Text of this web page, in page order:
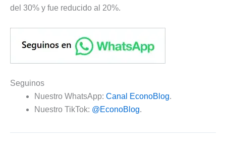
del 30% y fue reducido al 20%.
Seguinos
Nuestro WhatsApp: Canal EconoBlog.
Nuestro TikTok: @EconoBlog.